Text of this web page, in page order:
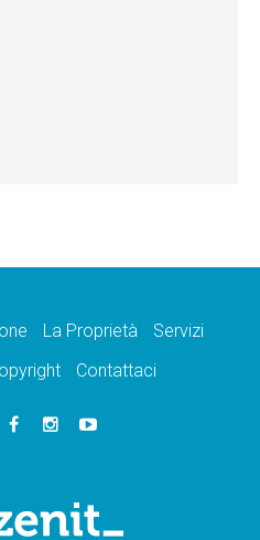
La Proprietà
Servizi
Contattaci